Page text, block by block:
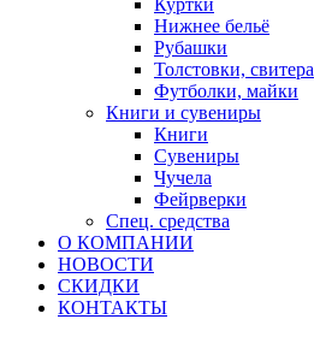
Куртки
Нижнее бельё
Рубашки
Толстовки, свитера
Футболки, майки
Книги и сувениры
Книги
Сувениры
Чучела
Фейрверки
Спец. средства
О КОМПАНИИ
НОВОСТИ
СКИДКИ
КОНТАКТЫ